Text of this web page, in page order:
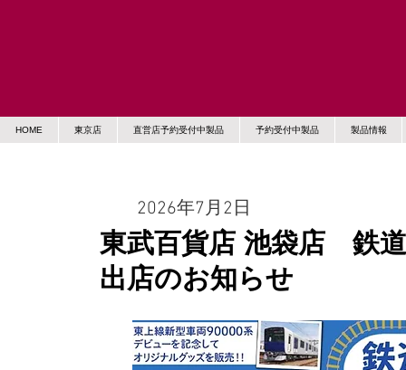
HOME 東京店 直営店予約受付中製品 予約受付中製品 製品情報
2026年7月2日
東武百貨店 池袋店 鉄
出店のお知らせ